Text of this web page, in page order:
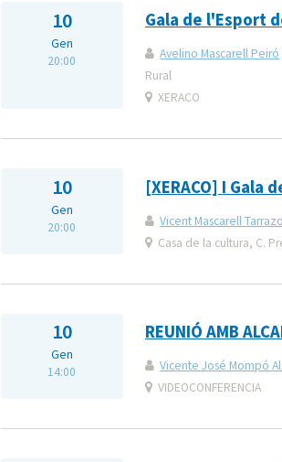
10
Gen
20:00
Gala de l'Esport
Avelino Mascarell Peiró
Rural
XERACO
10
Gen
20:00
[XERACO] I Gala
Vicent Mascarell
Casa de la cultura, C.
10
Gen
14:00
REUNIÓ AMB
Vicente José Mompó
VIDEOCONFERENCIA